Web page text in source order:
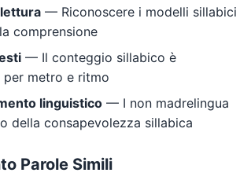
— Riconoscere i modelli sillabici
comprensione
— Il conteggio sillabico è
per metro e ritmo
linguistico — I non madrelingua
della consapevolezza sillabica
Parole Simili